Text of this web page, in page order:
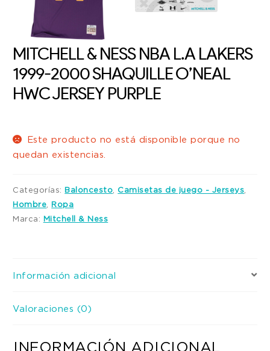
MITCHELL & NESS NBA L.A LAKERS
1999-2000 SHAQUILLE O’NEAL
HWC JERSEY PURPLE
Este producto no está disponible porque no
quedan existencias.
Categorías: Baloncesto Camisetas de juego - Jerseys
Hombre
Ropa
Marca: Mitchell & Ness
Información adicional
Valoraciones (0)
INFORMACIÓN ADICIONAL